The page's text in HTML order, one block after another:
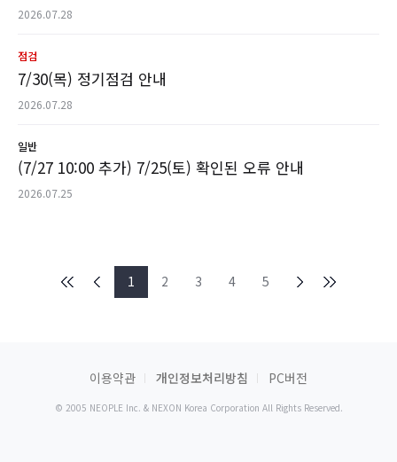
2026.07.28
점검
7/30(목) 정기점검 안내
2026.07.28
일반
(7/27 10:00 추가) 7/25(토) 확인된 오류 안내
2026.07.25
1 2 3 4 5
이용약관 개인정보처리방침 PC버전
© 2005 NEOPLE Inc. & NEXON Korea Corporation All Rights Reserved.